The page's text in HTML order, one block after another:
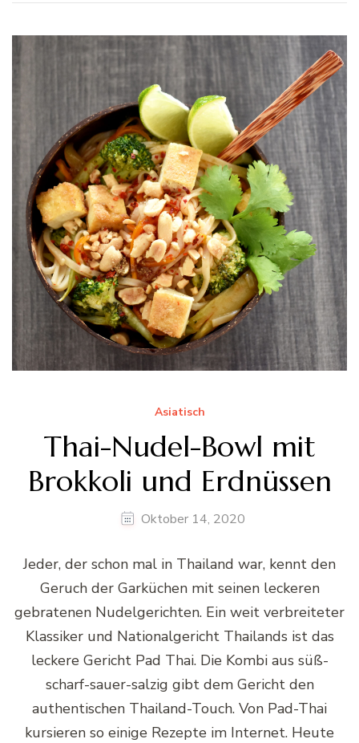
Asiatisch
Thai-Nudel-Bowl mit
Brokkoli und Erdnüssen
Oktober 14, 2020
Jeder, der schon mal in Thailand war, kennt den
Geruch der Garküchen mit seinen leckeren
gebratenen Nudelgerichten. Ein weit verbreiteter
Klassiker und Nationalgericht Thailands ist das
leckere Gericht Pad Thai. Die Kombi aus süß-
scharf-sauer-salzig gibt dem Gericht den
authentischen Thailand-Touch. Von Pad-Thai
kursieren so einige Rezepte im Internet. Heute